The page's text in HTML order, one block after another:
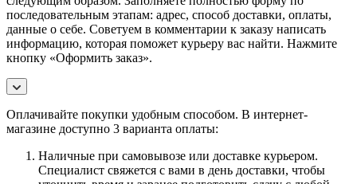
последовательным этапам: адрес, способ доставки, оплаты,
данные о себе. Советуем в комментарии к заказу написать
информацию, которая поможет курьеру вас найти. Нажмите
кнопку «Оформить заказ».
Оплачивайте покупки удобным способом. В интернет-
магазине доступно 3 варианта оплаты:
Наличные при самовывозе или доставке курьером.
Специалист свяжется с вами в день доставки, чтобы